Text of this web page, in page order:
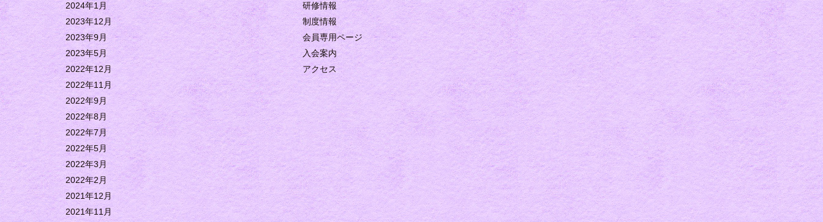
ン
2024年1月
2023年12月
2023年9月
2023年5月
2022年12月
2022年11月
2022年9月
2022年8月
2022年7月
2022年5月
2022年3月
2022年2月
2021年12月
2021年11月
研修情報
制度情報
会員専用ページ
入会案内
アクセス